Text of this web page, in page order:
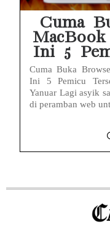
Cuma
MacBook
Ini 5
Cuma Buka
Ini 5 Pemicu
Yanuar Lagi asyik
di peramban web